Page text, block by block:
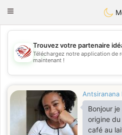
States
Toggle
💖
💕
Trouvez votre partenaire
Téléchargez notre application de
maintenant !
Antsiranana
Bonjour
origine
café au